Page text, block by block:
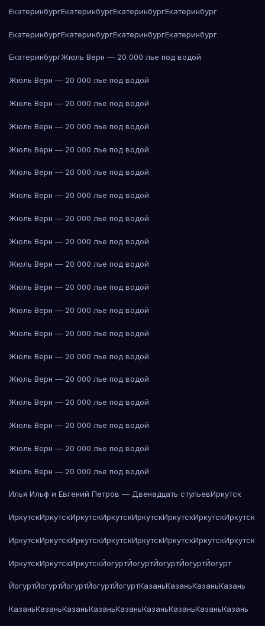
ЕкатеринбургЕкатеринбургЕкатеринбургЕкатеринбург
ЕкатеринбургЕкатеринбургЕкатеринбургЕкатеринбург
ЕкатеринбургЖюль Верн — 20 000 лье под водой
Жюль Верн — 20 000 лье под водой
Жюль Верн — 20 000 лье под водой
Жюль Верн — 20 000 лье под водой
Жюль Верн — 20 000 лье под водой
Жюль Верн — 20 000 лье под водой
Жюль Верн — 20 000 лье под водой
Жюль Верн — 20 000 лье под водой
Жюль Верн — 20 000 лье под водой
Жюль Верн — 20 000 лье под водой
Жюль Верн — 20 000 лье под водой
Жюль Верн — 20 000 лье под водой
Жюль Верн — 20 000 лье под водой
Жюль Верн — 20 000 лье под водой
Жюль Верн — 20 000 лье под водой
Жюль Верн — 20 000 лье под водой
Жюль Верн — 20 000 лье под водой
Жюль Верн — 20 000 лье под водой
Жюль Верн — 20 000 лье под водой
Илья Ильф и Евгений Петров — Двенадцать стульевИркутск
ИркутскИркутскИркутскИркутскИркутскИркутскИркутскИркутск
ИркутскИркутскИркутскИркутскИркутскИркутскИркутскИркутск
ИркутскИркутскИркутскЙогуртЙогуртЙогуртЙогуртЙогурт
ЙогуртЙогуртЙогуртЙогуртЙогуртКазаньКазаньКазаньКазань
КазаньКазаньКазаньКазаньКазаньКазаньКазаньКазаньКазань